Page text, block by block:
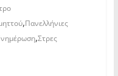
,Πανελλήνιες
,Στρες